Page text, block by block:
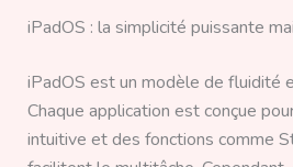
iPadOS : la simplicité puissante
iPadOS est un modèle de fluidité
Chaque application est conçue
intuitive et des fonctions comme